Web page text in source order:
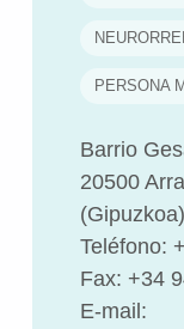
PERSONA
Barrio
20500
(Gipuzkoa)
Teléfono:
Fax: +34
E-mail: